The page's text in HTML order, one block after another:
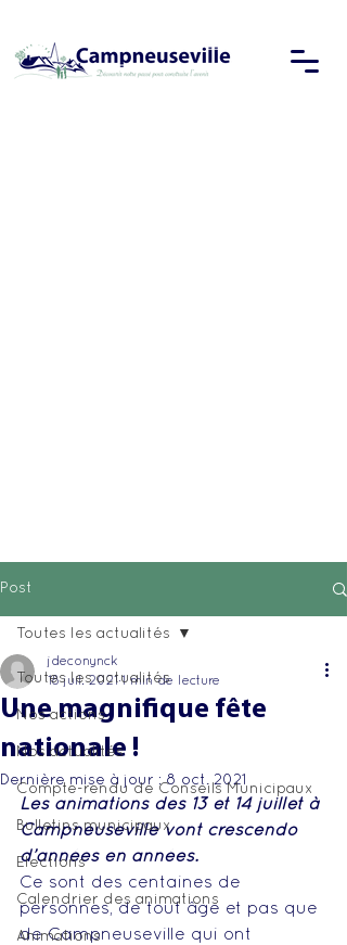
Post
Toutes les actualités
Nos actions
Nos actualités
Compte-rendu de Conseils Municipaux
Bulletins municipaux
Elections
Calendrier des animations
Animations
Toutes les actualités
Une magnifique fête
nationale !
jdeconynck
18 juil. 2021 1 min de lecture
Dernière mise à jour :8 oct. 2021
Les animations des 13 et 14 juillet à
Campneuseville vont crescendo
d’années en années.
Ce sont des centaines de
personnes, de tout âge et pas que
de Campneuseville qui ont